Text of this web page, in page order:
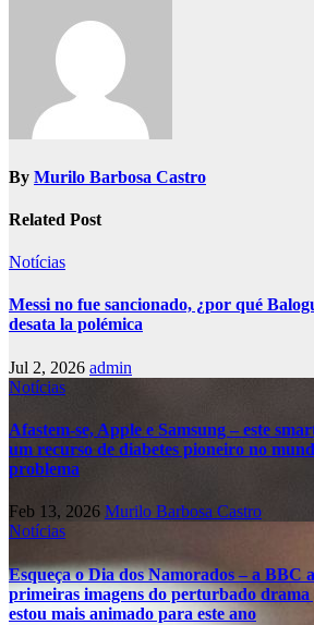
By Murilo Barbosa Castro
Related Post
Notícias
Messi no fue sancionado, ¿por qué
desata la polémica
Jul 2, 2026 admin
Notícias
Afastem-se, Apple e Samsung – este
um recurso de diabetes pioneiro no
problema
Feb 13, 2026 Murilo Barbosa Castro
Notícias
Esqueça o Dia dos Namorados – a BBC
primeiras imagens do perturbado
estou mais animado para este ano